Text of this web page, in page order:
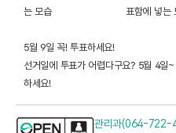
는 모습
표함에 넣는
5월 9일 꼭! 투표하세요!
선거일에 투표가 어렵다구요? 5월 4일
하세요!
관리과(064-722-